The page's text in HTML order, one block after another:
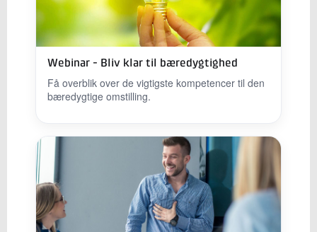
Webinar - Bliv klar til bæredygtighed
Få overblik over de vigtigste kompetencer til den
bæredygtige omstilling.